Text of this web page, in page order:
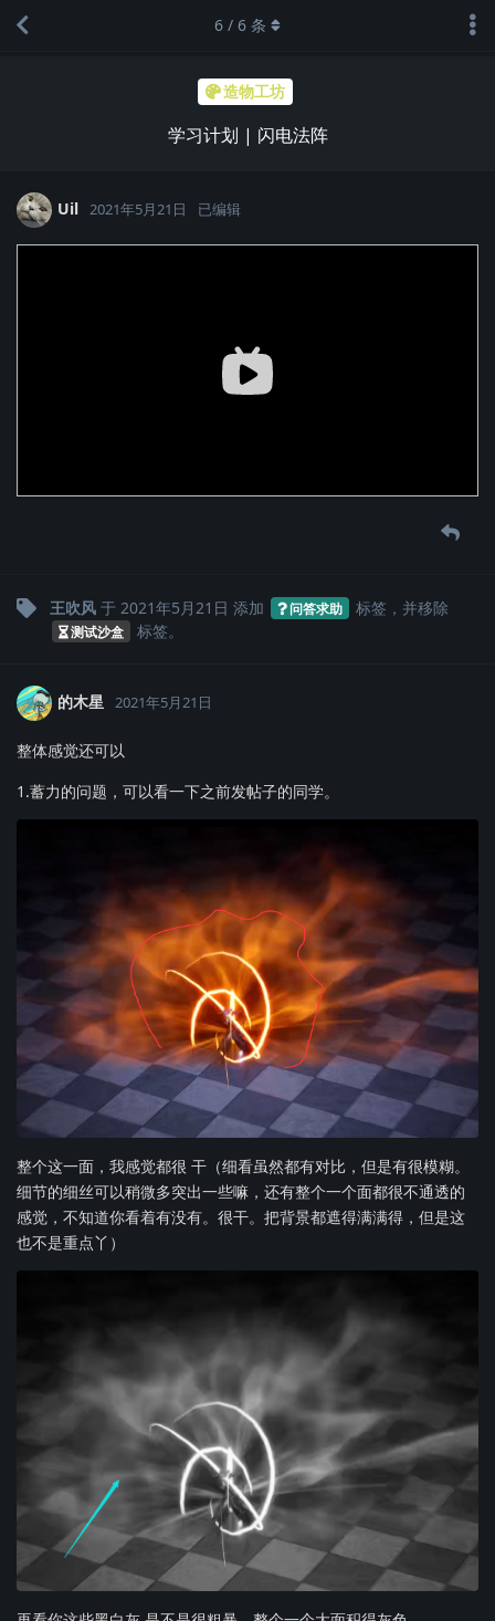
造物工坊
学习计划 | 闪电法阵
6 / 6 条
Uil 2021年5月21日 已编辑
王吹风 于 2021年5月21日 添加 问答求助 标签 ，并移除
测试沙盒 标签。
的木星 2021年5月21日
整体感觉还可以
1.蓄力的问题，可以看一下之前发帖子的同学。
整个这一面，我感觉都很 干（细看虽然都有对比，但是有很模糊。
细节的细丝可以稍微多突出一些嘛，还有整个一个面都很不通透的
感觉，不知道你看着有没有。很干。把背景都遮得满满得，但是这
也不是重点丫）